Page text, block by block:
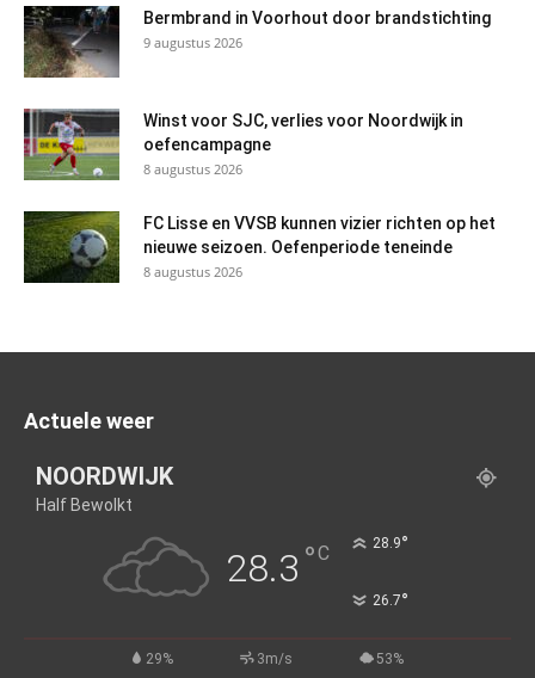
Bermbrand in Voorhout door brandstichting
9 augustus 2026
Winst voor SJC, verlies voor Noordwijk in
oefencampagne
8 augustus 2026
FC Lisse en VVSB kunnen vizier richten op het
nieuwe seizoen. Oefenperiode teneinde
8 augustus 2026
Actuele weer
NOORDWIJK
Half Bewolkt
28.3 °C 28.9°
26.7°
29% 3m/s 53%